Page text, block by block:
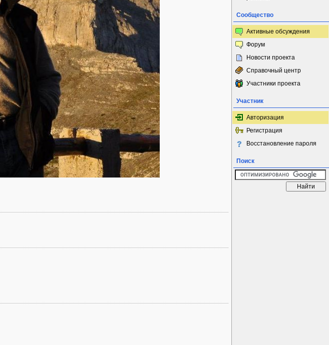
Сообщество
Активные обсуждения
Форум
Новости проекта
Справочный центр
Участники проекта
Участник
Авторизация
Регистрация
Восстановление пароля
Поиск